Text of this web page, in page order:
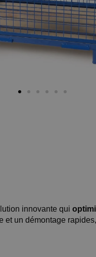
innovante qui
et un démontage